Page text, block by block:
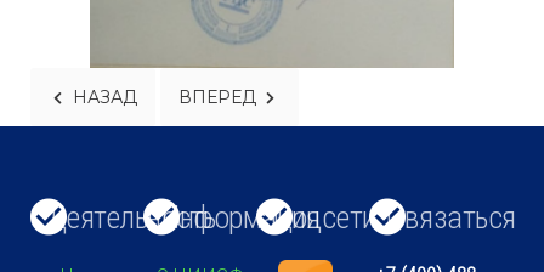
ПРЕДЫДУЩИЙ: НОВОСТИ 24
НАЗАД СЛЕДУЮЩИЙ: НОВОСТИ 26
ВПЕРЕД
ДеятельностьИнформацияСоцсети Связаться